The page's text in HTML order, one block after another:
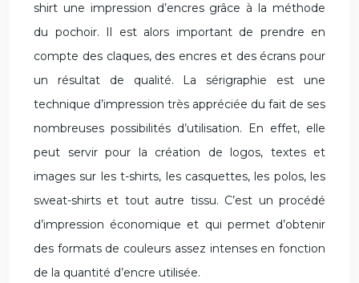
shirt une impression d’encres grâce à la méthode
du pochoir. Il est alors important de prendre en
compte des claques, des encres et des écrans pour
un résultat de qualité. La sérigraphie est une
technique d’impression très appréciée du fait de ses
nombreuses possibilités d’utilisation. En effet, elle
peut servir pour la création de logos, textes et
images sur les t-shirts, les casquettes, les polos, les
sweat-shirts et tout autre tissu. C’est un procédé
d’impression économique et qui permet d’obtenir
des formats de couleurs assez intenses en fonction
de la quantité d’encre utilisée.